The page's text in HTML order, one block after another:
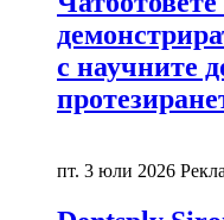
с научните
пт. 3 юли 2026